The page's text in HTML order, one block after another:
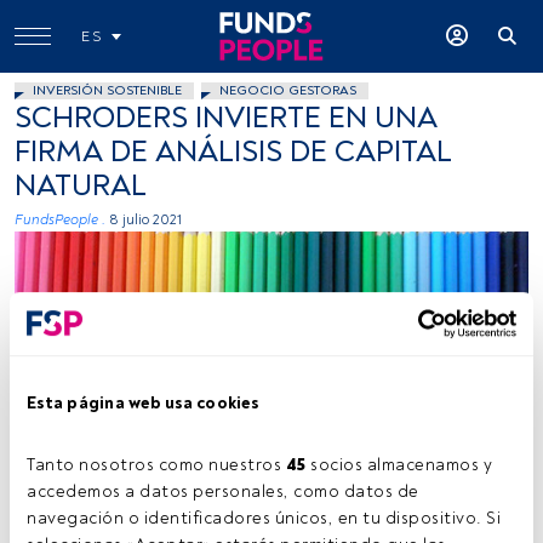
Esta página web usa cookies
Tanto nosotros como nuestros 45 socios almacenamos y
accedemos a datos personales, como datos de
navegación o identificadores únicos, en tu dispositivo. Si
ES
INVERSIÓN SOSTENIBLE NEGOCIO GESTORAS
SCHRODERS INVIERTE EN UNA
FIRMA DE ANÁLISIS DE CAPITAL
NATURAL
FundsPeople . 8 julio 2021
Tiempo lectura: 1 min.